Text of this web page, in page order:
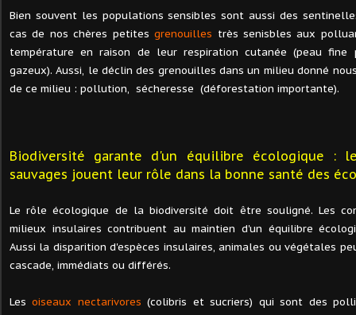
Bien souvent les populations sensibles sont aussi des
cas de nos chères petitesgrenouilles très senisbles aux
température en raison de leur respiration cutanée (peau fine
gazeux). Aussi, le déclin des grenouilles dans un milieu donné
de ce milieu : pollution, sécheresse (déforestation importante).
Biodiversité garante d'un équilibre écologique :
sauvages jouent leur rôle dans la bonne santé des
Le rôle écologique de la biodiversité doit être souligné. Les
milieux insulaires contribuent au maintien d'un équilibre
Aussi la disparition d'espèces insulaires, animales ou végétales
cascade, immédiats ou différés.
Lesoiseaux nectarivores (colibris et sucriers) qui sont des